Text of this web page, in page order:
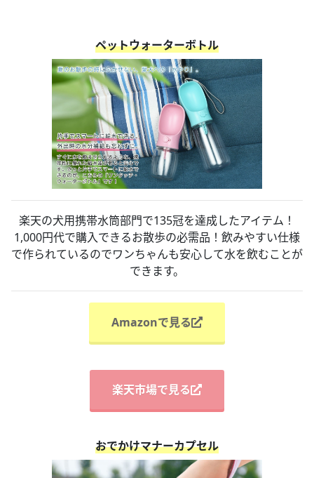
ペットウォーターボトル
楽天の犬用携帯水筒部門で135冠を達成したアイテム！
1,000円代で購入できるお散歩の必需品！飲みやすい仕様
で作られているのでワンちゃんも安心して水を飲むことが
できます。
Amazonで見る
楽天市場で見る
おでかけマナーカプセル